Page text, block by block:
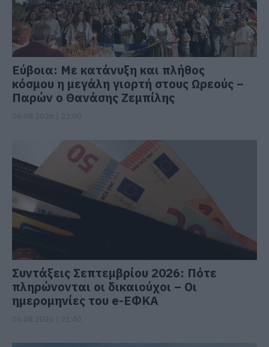
Εύβοια: Με κατάνυξη και πλήθος
κόσμου η μεγάλη γιορτή στους Ωρεούς –
Παρών ο Θανάσης Ζεμπίλης
Συντάξεις Σεπτεμβρίου 2026: Πότε
πληρώνονται οι δικαιούχοι – Οι
ημερομηνίες του e-ΕΦΚΑ